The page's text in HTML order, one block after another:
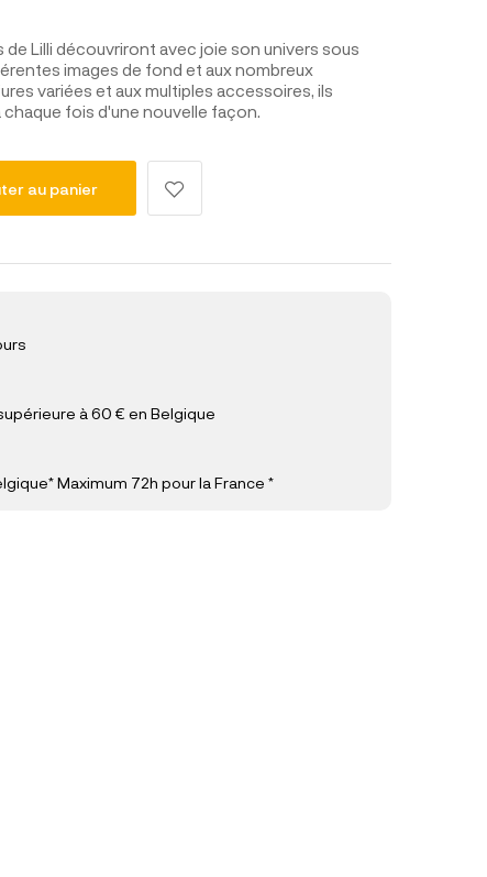
Lilli découvriront avec joie son univers sous
images de fond et aux nombreux
variées et aux multiples accessoires, ils
fois d'une nouvelle façon.
au panier
à 60 € en Belgique
Maximum 72h pour la France *